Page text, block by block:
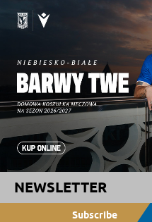
NEWSLETTER
Subscribe